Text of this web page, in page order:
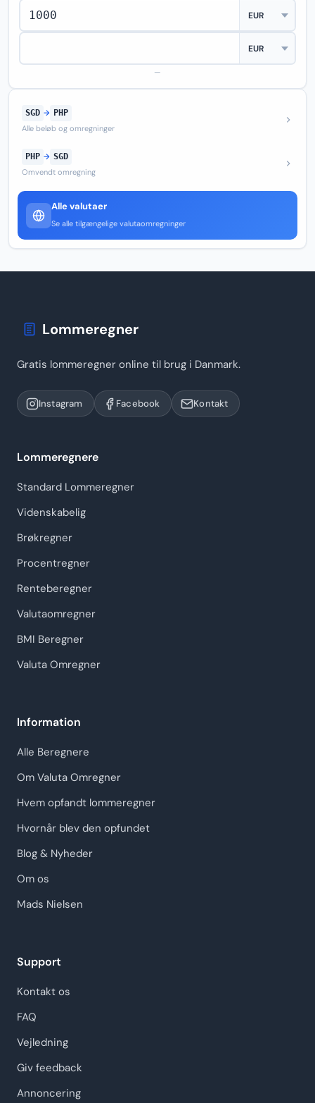
—
SGD → PHP
Alle beløb og omregninger
PHP → SGD
Omvendt omregning
Alle valutaer
Se alle tilgængelige valutaomregninger
Lommeregner
Gratis lommeregner online til brug i Danmark.
Instagram Facebook Kontakt
Lommeregnere
Standard Lommeregner
Videnskabelig
Brøkregner
Procentregner
Renteberegner
Valutaomregner
BMI Beregner
Valuta Omregner
Information
Alle Beregnere
Om Valuta Omregner
Hvem opfandt lommeregner
Hvornår blev den opfundet
Blog & Nyheder
Om os
Mads Nielsen
Support
Kontakt os
FAQ
Vejledning
Giv feedback
Annoncering